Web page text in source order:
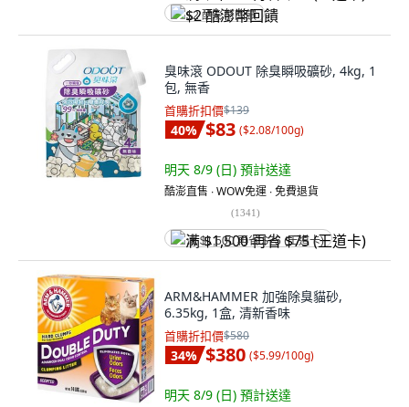
$2 酷澎幣回饋
臭味滾 ODOUT 除臭瞬吸礦砂, 4kg, 1
包, 無香
首購折扣價$139
40% $83 ($2.08/100g)
明天 8/9 (日) 預計送達
酷澎直售 ∙ WOW免運 ∙ 免費退貨
(1341)
满 $1,500 再省 $75 (王道卡)
ARM&HAMMER 加強除臭貓砂,
6.35kg, 1盒, 清新香味
首購折扣價$580
34% $380 ($5.99/100g)
明天 8/9 (日) 預計送達